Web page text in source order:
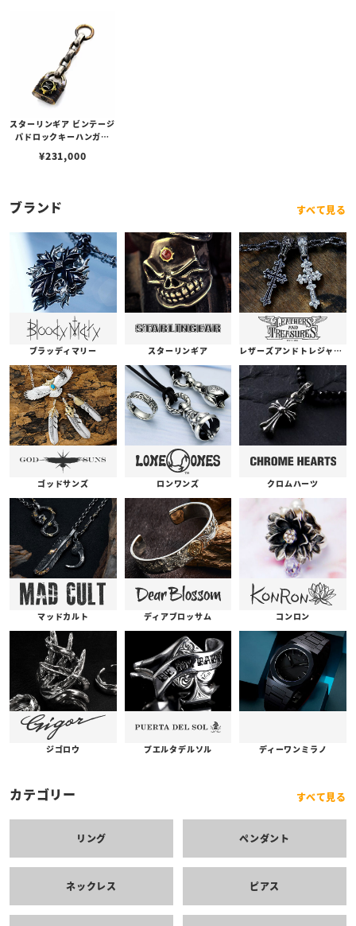
スターリンギア ビンテージ
パドロックキーハンガー
タム
¥231,000
ブランド すべて見る
ブラッディマリー スターリンギア レザーズアンドトレジャーズ
ゴッドサンズ ロンワンズ クロムハーツ
マッドカルト ディアブロッサム コンロン
ジゴロウ プエルタデルソル ディーワンミラノ
カテゴリー すべて見る
リング ペンダント
ネックレス ピアス